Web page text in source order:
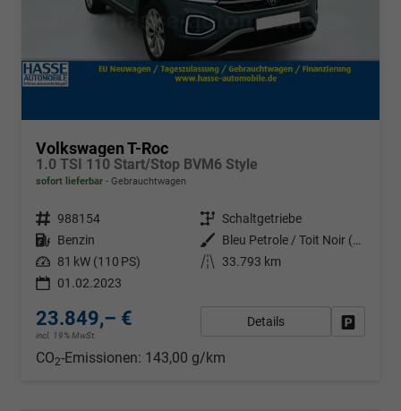
Volkswagen T-Roc
1.0 TSI 110 Start/Stop BVM6 Style
sofort lieferbar Gebrauchtwagen
Fahrzeugnr. 988154 Getriebe Schaltgetriebe
Kraftstoff Benzin Außenfarbe
Bleu Petrole / Toit Noir (Z3a1)
Leistung 81 kW (110 PS) Kilometerstand
33.793 km
01.02.2023
23.849,– €
incl. 19% MwSt.
Details
CO2-Emissionen: 143,00 g/km